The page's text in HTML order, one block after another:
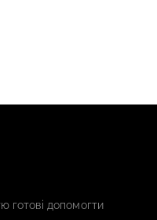
готові допомогти